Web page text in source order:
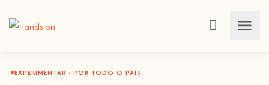
EXPERIMENTAR · POR TODO O PAÍS